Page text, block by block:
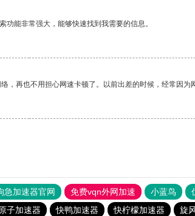
能非常强大，能够快速找到我需要的信息。
再也不用担心网速卡顿了。以前出差的时候，经常因为
急加速器官网 免费vqn外网加速 小蓝鸟
原子加速器 快鸭加速器 快柠檬加速器 旋